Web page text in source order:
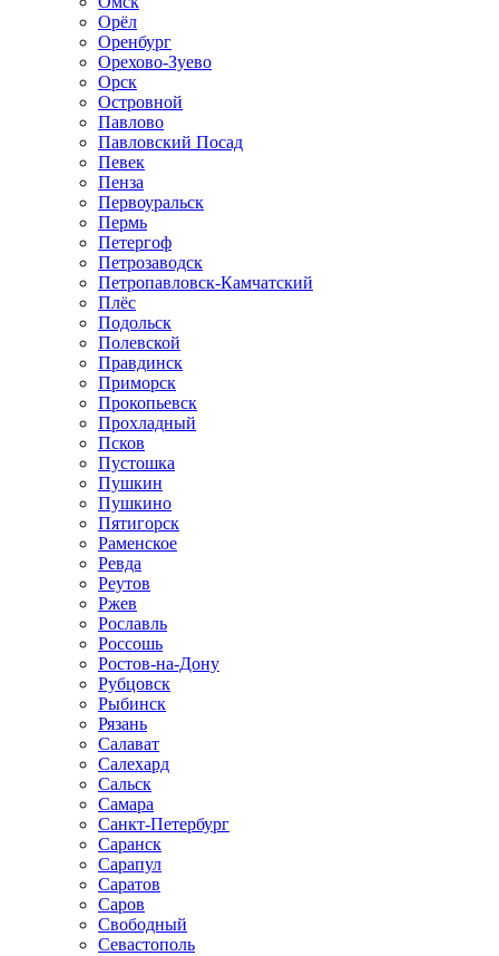
Орёл
Оренбург
Орехово-Зуево
Орск
Островной
Павлово
Павловский Посад
Певек
Пенза
Первоуральск
Пермь
Петергоф
Петрозаводск
Петропавловск-Камчатский
Плёс
Подольск
Полевской
Правдинск
Приморск
Прокопьевск
Прохладный
Псков
Пустошка
Пушкин
Пушкино
Пятигорск
Раменское
Ревда
Реутов
Ржев
Рославль
Россошь
Ростов-на-Дону
Рубцовск
Рыбинск
Рязань
Салават
Салехард
Сальск
Самара
Санкт-Петербург
Саранск
Сарапул
Саратов
Саров
Свободный
Севастополь